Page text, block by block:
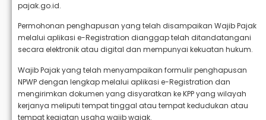
pajak.go.id.
Permohonan penghapusan yang telah disampaikan Wajib Pajak
melalui aplikasi e-Registration dianggap telah ditandatangani
secara elektronik atau digital dan mempunyai kekuatan hukum.
Wajib Pajak yang telah menyampaikan formulir penghapusan
NPWP dengan lengkap melalui aplikasi e-Registration dan
mengirimkan dokumen yang disyaratkan ke KPP yang wilayah
kerjanya meliputi tempat tinggal atau tempat kedudukan atau
tempat kegiatan usaha wajib wajak.